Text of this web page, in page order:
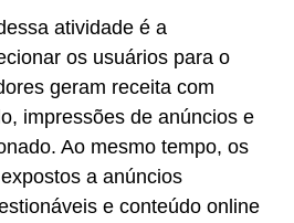
atividade é a
os usuários para o
geram receita com
impressões de anúncios e
Ao mesmo tempo, os
a anúncios
e conteúdo online